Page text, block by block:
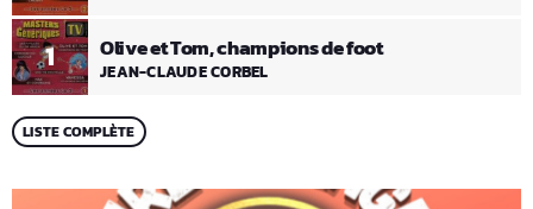
1 Olive et Tom, champions de foot
JEAN-CLAUDE CORBEL
LISTE COMPLÈTE